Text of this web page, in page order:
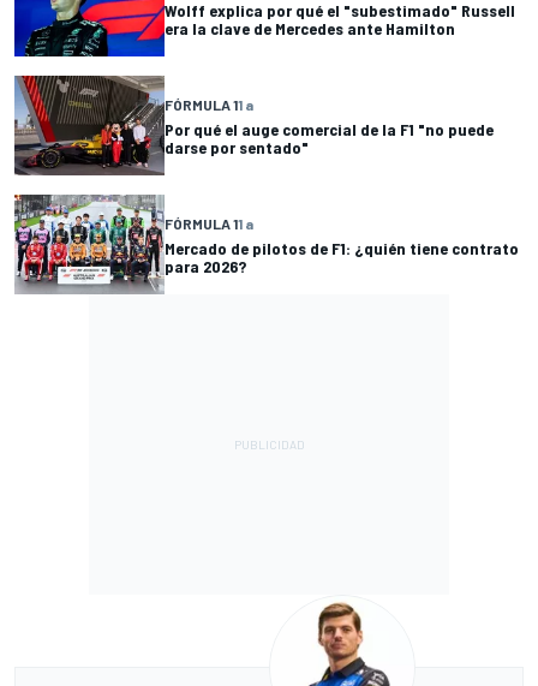
Wolff explica por qué el "subestimado" Russell
era la clave de Mercedes ante Hamilton
FÓRMULA 11 a
Por qué el auge comercial de la F1 "no puede
darse por sentado"
FÓRMULA 11 a
Mercado de pilotos de F1: ¿quién tiene contrato
para 2026?